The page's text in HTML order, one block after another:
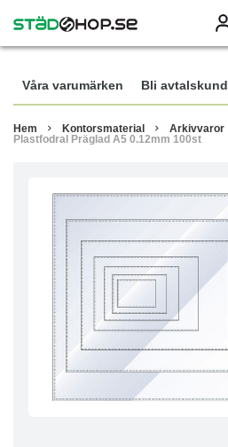
Våra varumärken Bli avtalskund
Hem Kontorsmaterial Arkivvaror
Plastfodral Präglad A5 0.12mm 100st